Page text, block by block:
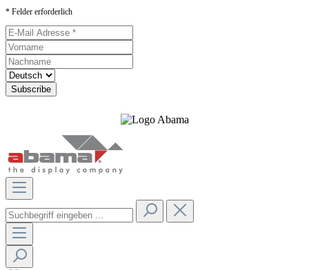
* Felder erforderlich